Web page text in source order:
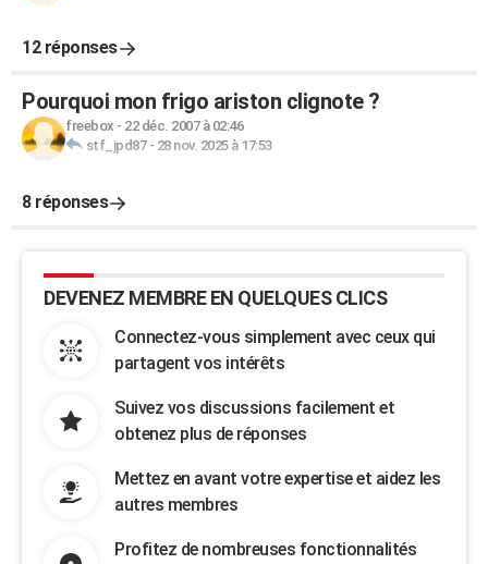
12 réponses
Pourquoi mon frigo ariston clignote ?
freebox - 22 déc. 2007 à 02:46
stf_jpd87- 28 nov. 2025 à 17:53
8 réponses
DEVENEZ MEMBRE EN QUELQUES CLICS
Connectez-vous simplement avec ceux qui
partagent vos intérêts
Suivez vos discussions facilement et
obtenez plus de réponses
Mettez en avant votre expertise et aidez les
autres membres
Profitez de nombreuses fonctionnalités